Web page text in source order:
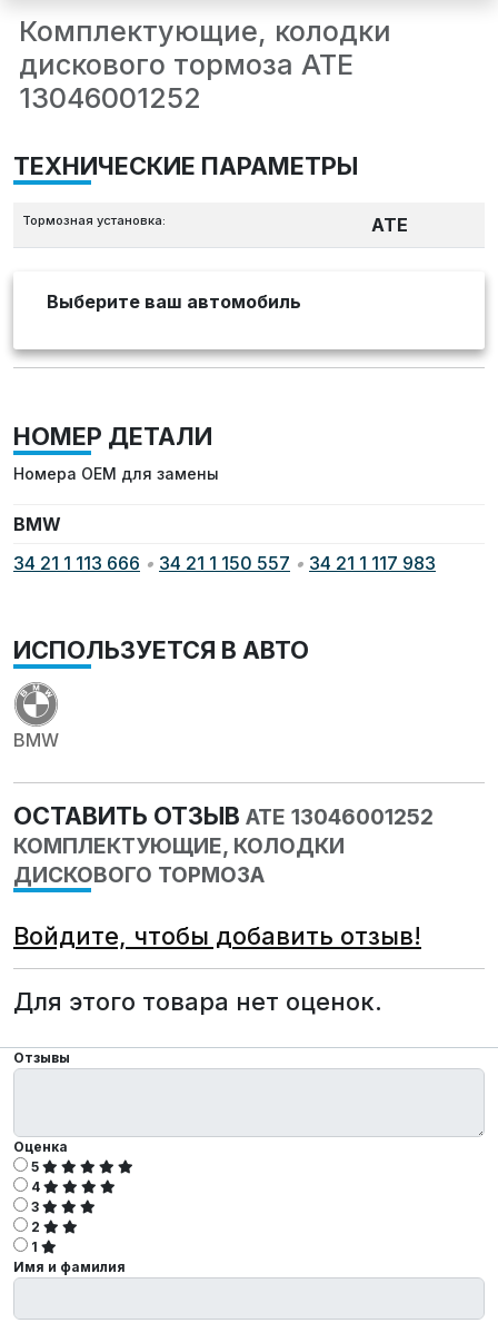
Комплектующие, колодки
дискового тормоза ATE
13046001252
ТЕХНИЧЕСКИЕ ПАРАМЕТРЫ
Тормозная установка: ATE
Выберите ваш автомобиль
НОМЕР ДЕТАЛИ
Номера OEM для замены
BMW
34 21 1 113 666 • 34 21 1 150 557 • 34 21 1 117 983
ИСПОЛЬЗУЕТСЯ В АВТО
BMW
ОСТАВИТЬ ОТЗЫВ ATE 13046001252
КОМПЛЕКТУЮЩИЕ, КОЛОДКИ
ДИСКОВОГО ТОРМОЗА
Войдите, чтобы добавить отзыв!
Для этого товара нет оценок.
Отзывы
Оценка
5
4
3
2
1
Имя и фамилия